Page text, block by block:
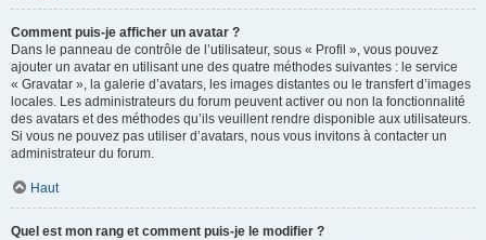
Comment puis-je afficher un avatar ?
Dans le panneau de contrôle de l’utilisateur, sous « Profil », vous pouvez
ajouter un avatar en utilisant une des quatre méthodes suivantes : le service
« Gravatar », la galerie d’avatars, les images distantes ou le transfert d’images
locales. Les administrateurs du forum peuvent activer ou non la fonctionnalité
des avatars et des méthodes qu’ils veuillent rendre disponible aux utilisateurs.
Si vous ne pouvez pas utiliser d’avatars, nous vous invitons à contacter un
administrateur du forum.
Haut
Quel est mon rang et comment puis-je le modifier ?